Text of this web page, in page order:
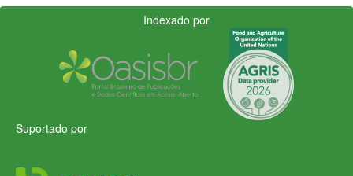
Indexado por
Suportado por